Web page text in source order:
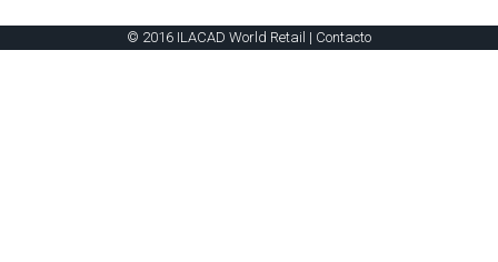
© 2016 ILACAD World Retail | Contacto